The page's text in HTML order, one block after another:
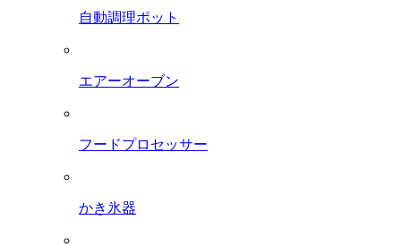
自動調理ポット
エアーオーブン
フードプロセッサー
かき氷器